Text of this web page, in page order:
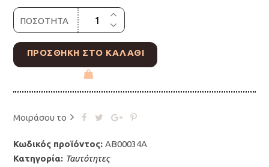
ΠΟΣΟΤΗΤΑ
ΠΡΟΣΘΉΚΗ ΣΤΟ ΚΑΛΆΘΙ
Μοιράσου το
Κωδικός προϊόντος:ΑΒ00034Α
Κατηγορία: Ταυτότητες